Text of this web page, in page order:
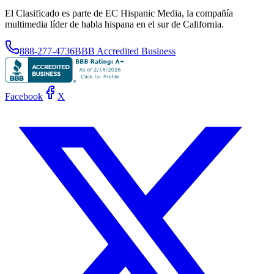
El Clasificado es parte de EC Hispanic Media, la compañía
multimedia líder de habla hispana en el sur de California.
888-277-4736BBB Accredited Business
Facebook X